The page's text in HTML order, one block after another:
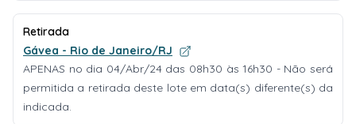
Retirada
Gávea - Rio de Janeiro/RJ
APENAS no dia 04/Abr/24 das 08h30 às 16h30 - Não será
permitida a retirada deste lote em data(s) diferente(s) da
indicada.